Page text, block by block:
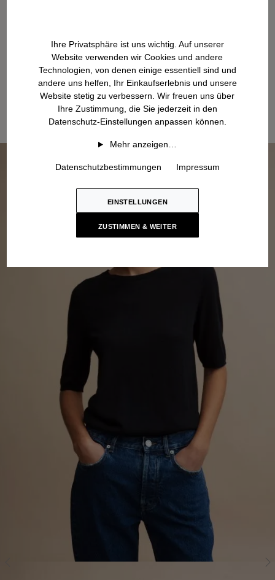
Ihre Privatsphäre ist uns wichtig. Auf unserer
Website verwenden wir Cookies und andere
Technologien, von denen einige essentiell sind und
andere uns helfen, Ihr Einkaufserlebnis und unsere
Website stetig zu verbessern. Wir freuen uns über
Ihre Zustimmung, die Sie jederzeit in den
Datenschutz-Einstellungen anpassen können.
Mehr anzeigen…
Datenschutzbestimmungen Impressum
EINSTELLUNGEN
ZUSTIMMEN & WEITER